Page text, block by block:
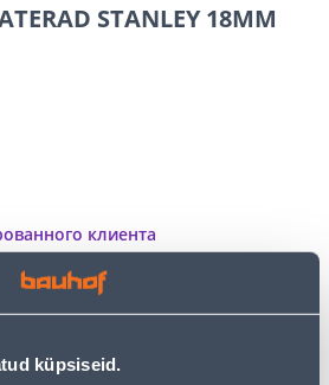
küpsiseid.
STANLEY 18MM
магазина могут отличаться от
клиента
ДОБАВИТЬ В КОРЗИНУ